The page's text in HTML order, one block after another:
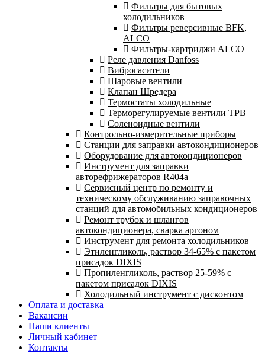
Фильтры для бытовых
холодильников
Фильтры реверсивные BFK,
ALCO
Фильтры-картриджи ALCO
Реле давления Danfoss
Виброгасители
Шаровые вентили
Клапан Шредера
Термостаты холодильные
Терморегулируемые вентили ТРВ
Соленоидные вентили
Контрольно-измерительные приборы
Станции для заправки автокондиционеров
Оборудование для автокондиционеров
Инструмент для заправки
авторефрижераторов R404a
Сервисный центр по ремонту и
техническому обслуживанию заправочных
станций для автомобильных кондиционеров
Ремонт трубок и шлангов
автокондиционера, сварка аргоном
Инструмент для ремонта холодильников
Этиленгликоль, раствор 34-65% с пакетом
присадок DIXIS
Пропиленгликоль, раствор 25-59% с
пакетом присадок DIXIS
Холодильный инструмент с дисконтом
Оплата и доставка
Вакансии
Наши клиенты
Личный кабинет
Контакты